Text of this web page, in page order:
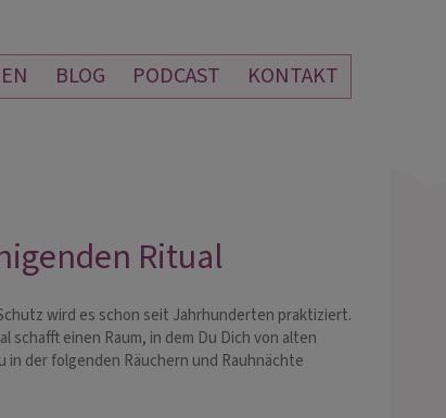
BLOG PODCAST KONTAKT
Ritual
wird es schon seit Jahrhunderten praktiziert.
einen Raum, in dem Du Dich von alten
der folgenden Räuchern und Rauhnächte